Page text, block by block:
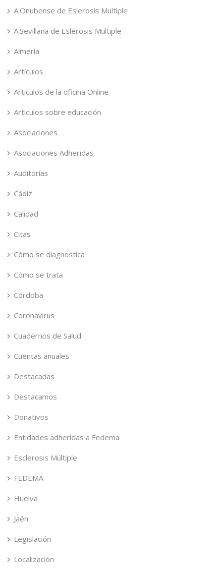
A.Onubense de Eslerosis Multiple
A.Sevillana de Eslerosis Multiple
Almería
Artículos
Articulos de la oficina Online
Articulos sobre educación
Asociaciones
Asociaciones Adheridas
Auditorías
Cádiz
Calidad
Citas
Cómo se diagnostica
Cómo se trata
Córdoba
Coronavirus
Cuadernos de Salud
Cuentas anuales
Destacadas
Destacamos
Donativos
Entidades adheridas a Fedema
Esclerosis Múltiple
FEDEMA
Huelva
Jaén
Legislación
Localización